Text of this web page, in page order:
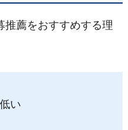
推薦をおすすめする理
い